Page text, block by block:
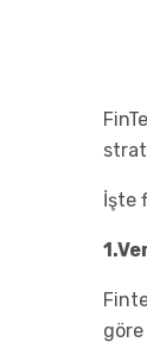
İşte